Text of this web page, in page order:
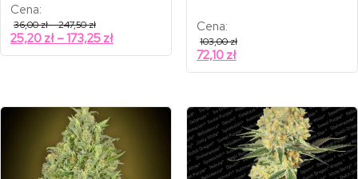
Cena:
36,00zł–247,50złZakres
cen:
od
36,00 zł
25,20 zł – 173,25 złZakres
cen:
173,25 zł
Cena:
103,00zł
72,10 zł